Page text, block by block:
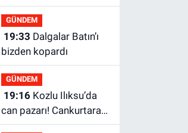
yüzme bilmeyen genç
kalmayacak
GÜNDEM
19:33
bizden kopardı
GÜNDEM
19:16Kozlu Ilıksu’da
can pazarı! Cankurtaran
saniyelerle yarıştı